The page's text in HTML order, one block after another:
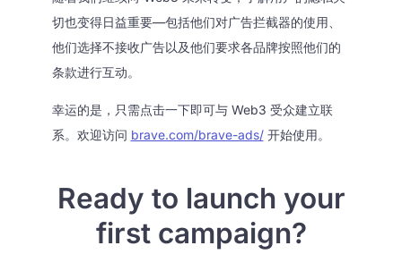
切也变得日益重要—包括他们对广告拦截器的使用、
他们选择不接收广告以及他们要求各品牌按照他们的
条款进行互动。
幸运的是，只需点击一下即可与 Web3 受众建立联
系。欢迎访问 brave.com/brave-ads/开始使用。
Ready to launch your
first campaign?